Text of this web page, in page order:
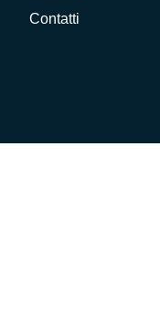
Contatti